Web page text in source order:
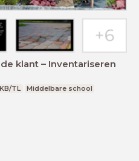
klant – Inventariseren
TL
Middelbare school